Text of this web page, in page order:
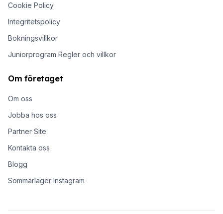
Cookie Policy
Integritetspolicy
Bokningsvillkor
Juniorprogram Regler och villkor
Om företaget
Om oss
Jobba hos oss
Partner Site
Kontakta oss
Blogg
Sommarläger Instagram